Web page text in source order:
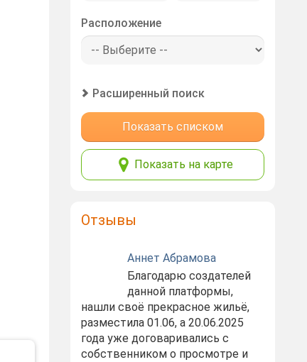
Расположение
Расширенный поиск
Показать списком
Показать на карте
Отзывы
Аннет Абрамова
Благодарю создателей
данной платформы,
нашли своё прекрасное жильё,
разместила 01.06, а 20.06.2025
года уже договаривались с
собственником о просмотре и